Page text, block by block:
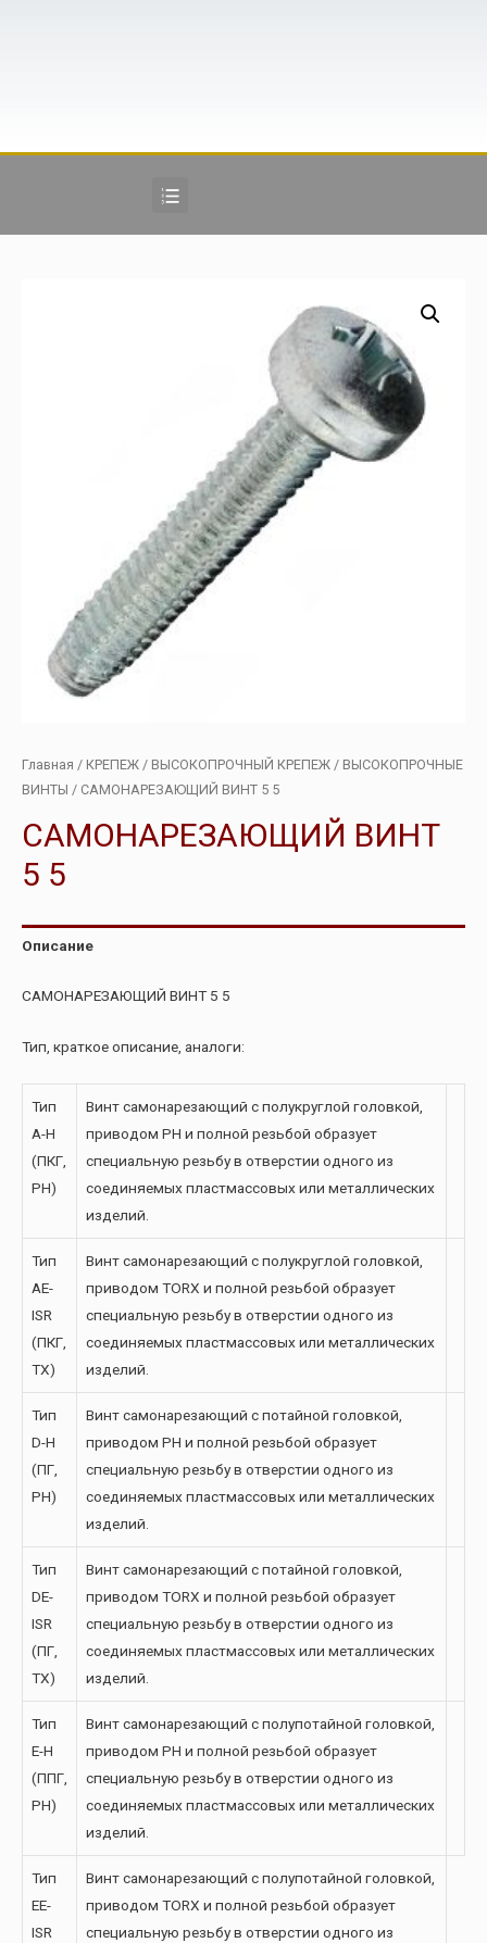
Главная / КРЕПЕЖ / ВЫСОКОПРОЧНЫЙ КРЕПЕЖ / ВЫСОКОПРОЧНЫЕ
ВИНТЫ / САМОНАРЕЗАЮЩИЙ ВИНТ 5 5
САМОНАРЕЗАЮЩИЙ ВИНТ
5 5
Описание
САМОНАРЕЗАЮЩИЙ ВИНТ 5 5
Тип, краткое описание, аналоги:
Тип
A-H
(ПКГ,
PH)
Винт самонарезающий с полукруглой головкой,
приводом PH и полной резьбой образует
специальную резьбу в отверстии одного из
соединяемых пластмассовых или металлических
изделий.
Тип
AE-
ISR
(ПКГ,
TX)
Винт самонарезающий с полукруглой головкой,
приводом TORX и полной резьбой образует
специальную резьбу в отверстии одного из
соединяемых пластмассовых или металлических
изделий.
Тип
D-H
(ПГ,
PH)
Винт самонарезающий с потайной головкой,
приводом PH и полной резьбой образует
специальную резьбу в отверстии одного из
соединяемых пластмассовых или металлических
изделий.
Тип
DE-
ISR
(ПГ,
TX)
Винт самонарезающий с потайной головкой,
приводом TORX и полной резьбой образует
специальную резьбу в отверстии одного из
соединяемых пластмассовых или металлических
изделий.
Тип
E-H
(ППГ,
PH)
Винт самонарезающий с полупотайной головкой,
приводом PH и полной резьбой образует
специальную резьбу в отверстии одного из
соединяемых пластмассовых или металлических
изделий.
Тип
EE-
ISR
Винт самонарезающий с полупотайной головкой,
приводом TORX и полной резьбой образует
специальную резьбу в отверстии одного из